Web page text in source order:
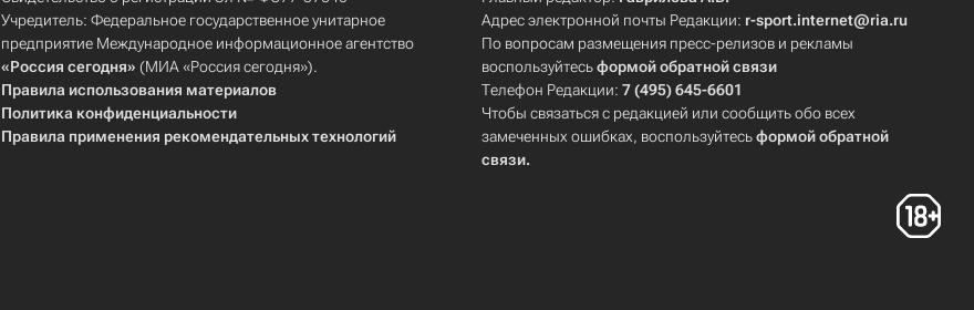
Учредитель: Федеральное государственное унитарное
предприятие Международное информационное агентство
«Россия сегодня» (МИА «Россия сегодня»).
Правила использования материалов
Политика конфиденциальности
Правила применения рекомендательных технологий
Адрес электронной почты Редакции: r-sport.internet@ria.ru
По вопросам размещения пресс-релизов и рекламы
воспользуйтесьформой обратной связи
Телефон Редакции:7 (495) 645-6601
Чтобы связаться с редакцией или сообщить обо всех
замеченных ошибках, воспользуйтесьформой обратной
связи.